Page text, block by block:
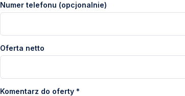
Numer telefonu (opcjonalnie)
Oferta netto
Komentarz do oferty *